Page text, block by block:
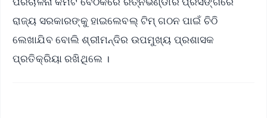
ରାଜ୍ୟ ସରକାରଙ୍କୁ ହାଇଲେବଲ୍ ଟିମ୍ ଗଠନ ପାଇଁ ଚିଠି
ଲେଖାଯିବ ବୋଲି ଶ୍ରୀମନ୍ଦିର ଉପମୁଖ୍ୟ ପ୍ରଶାସକ
ପ୍ରତିକ୍ରିୟା ରଖିଥିଲେ ।